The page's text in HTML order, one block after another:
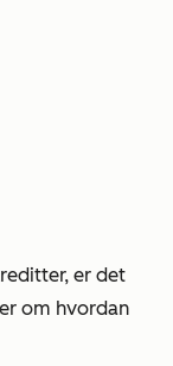
er det
om hvordan